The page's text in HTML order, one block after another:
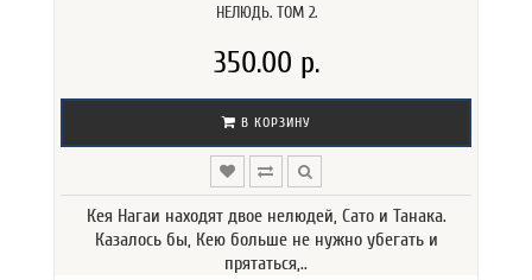
НЕЛЮДЬ. ТОМ 2.
350.00 р.
В КОРЗИНУ
Кея Нагаи находят двое нелюдей, Сато и Танака.
Казалось бы, Кею больше не нужно убегать и
прятаться,..